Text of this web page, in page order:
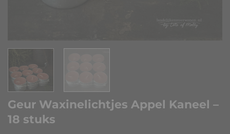
Geur Waxinelichtjes Appel Kaneel –
18 stuks